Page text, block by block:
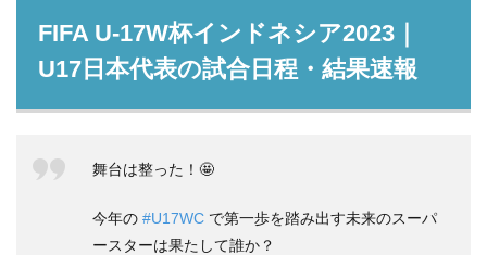
FIFA U-17W杯インドネシア2023｜
U17日本代表の試合日程・結果速報
舞台は整った！🤩
今年の #U17WC で第一歩を踏み出す未来のスーパ
ースターは果たして誰か？